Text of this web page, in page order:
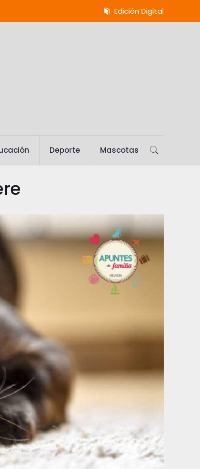
Edición Digital
Deporte Mascotas